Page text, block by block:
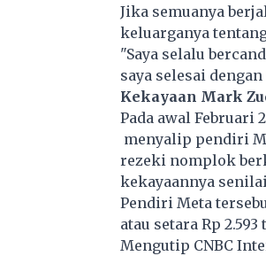
Jika semuanya
keluarganya
"Saya selalu
saya selesai
Kekayaan Mark
Pada awal Februari
menyalip pendiri
rezeki nomplok
kekayaannya
Pendiri Meta
atau setara Rp
Mengutip CNBC